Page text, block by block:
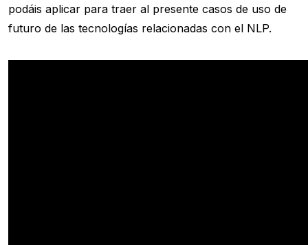
podáis aplicar para traer al presente casos de uso de
futuro de las tecnologías relacionadas con el NLP.